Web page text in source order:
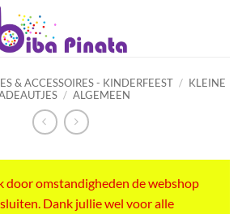
& ACCESSOIRES - KINDERFEEST / KLEINE
/ ALGEMEEN
door omstandigheden de webshop
Dank jullie wel voor alle